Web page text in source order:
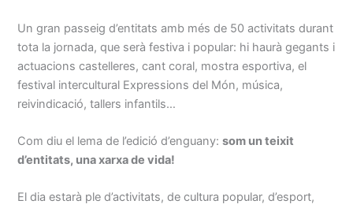
Un gran passeig d’entitats amb més de 50 activitats durant
tota la jornada, que serà festiva i popular: hi haurà gegants i
actuacions castelleres, cant coral, mostra esportiva, el
festival intercultural Expressions del Món, música,
reivindicació, tallers infantils…
Com diu el lema de l’edició d’enguany:som un teixit
d’entitats, una xarxa de vida!
El dia estarà ple d’activitats, de cultura popular, d’esport,